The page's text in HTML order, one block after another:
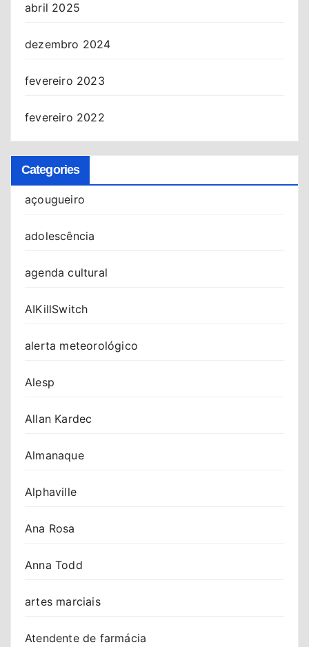
abril 2025
dezembro 2024
fevereiro 2023
fevereiro 2022
Categories
açougueiro
adolescência
agenda cultural
AIKillSwitch
alerta meteorológico
Alesp
Allan Kardec
Almanaque
Alphaville
Ana Rosa
Anna Todd
artes marciais
Atendente de farmácia